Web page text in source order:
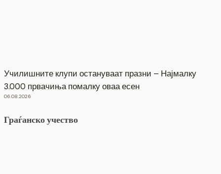
Училишните клупи остануваат празни – Најмалку
3.000 првачиња помалку оваа есен
06.08.2026
Граѓанско учество